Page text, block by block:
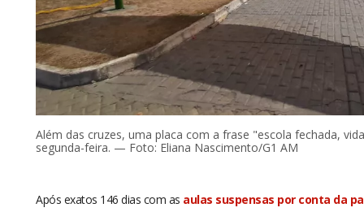
Além das cruzes, uma placa com a frase "escola fechada,
segunda-feira. — Foto: Eliana Nascimento/G1 AM
Após exatos 146 dias com as aulas suspensas por conta da